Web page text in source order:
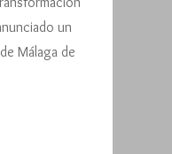
un
Málaga de